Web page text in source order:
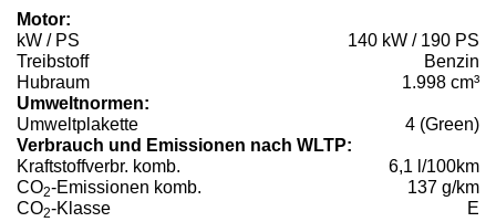
Motor:
kW / PS
140 kW / 190 PS
Treibstoff
Benzin
Hubraum
1.998 cm³
Umweltnormen:
Umweltplakette
4 (Green)
Verbrauch und Emissionen nach WLTP:
Kraftstoffverbr. komb.
6,1 l/100km
CO2-Emissionen komb.
137 g/km
CO2-Klasse E